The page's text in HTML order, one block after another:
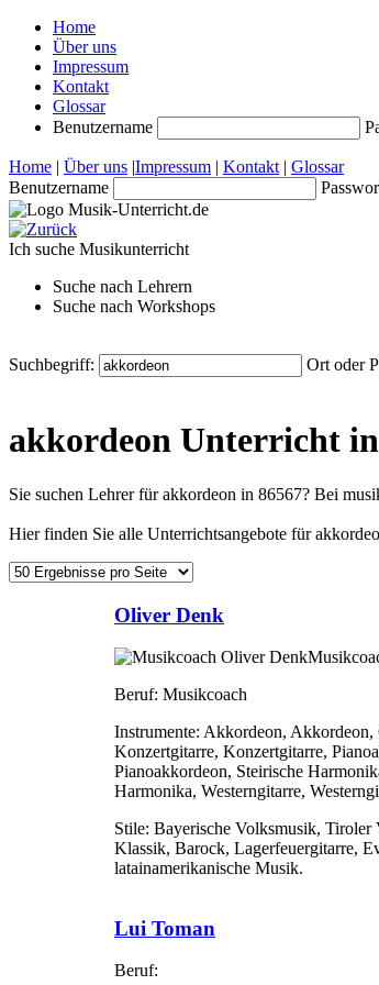
Home
Über uns
Impressum
Kontakt
Glossar
Benutzername
Home | Über uns |Impressum | Kontakt | Glossar
Benutzername
Ich suche Musikunterricht
Suche nach Lehrern
Suche nach Workshops
Suchbegriff: Ort oder
akkordeon Unterricht in
Sie suchen Lehrer für akkordeon in 86567? Bei
Hier finden Sie alle Unterrichtsangebote für
Oliver Denk
Beruf: Musikcoach
Instrumente: Akkordeon, Akkordeon,
Konzertgitarre, Konzertgitarre,
Pianoakkordeon, Steirische
Harmonika, Westerngitarre,
Stile: Bayerische Volksmusik, Tiroler
Klassik, Barock, Lagerfeuergitarre,
latainamerikanische Musik.
Lui Toman
Beruf: